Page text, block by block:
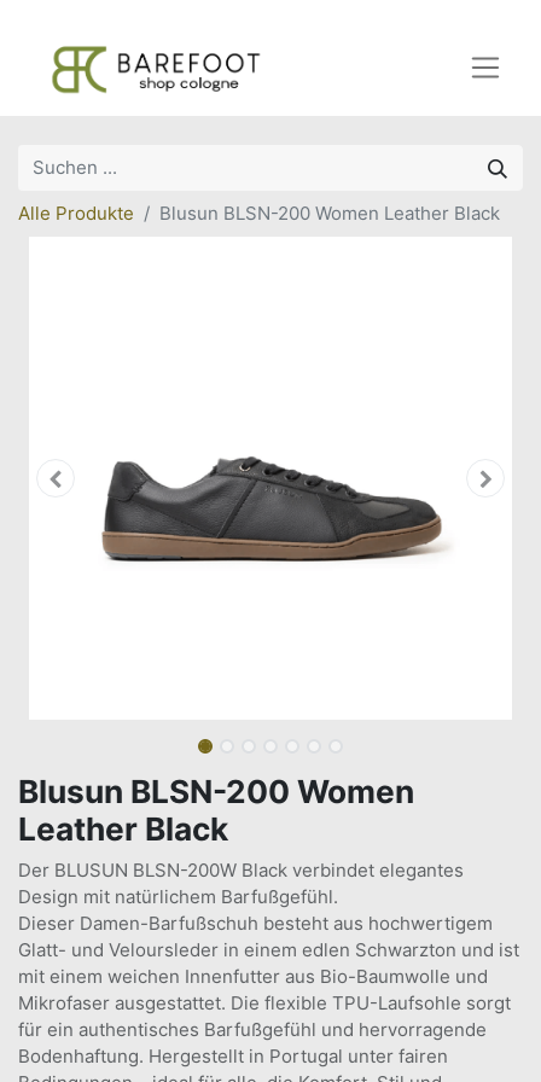
Alle Produkte Blusun BLSN-200 Women Leather Black
Blusun BLSN-200 Women
Leather Black
Der BLUSUN BLSN-200W Black verbindet elegantes
Design mit natürlichem Barfußgefühl.
Dieser Damen-Barfußschuh besteht aus hochwertigem
Glatt- und Veloursleder in einem edlen Schwarzton und ist
mit einem weichen Innenfutter aus Bio-Baumwolle und
Mikrofaser ausgestattet. Die flexible TPU-Laufsohle sorgt
für ein authentisches Barfußgefühl und hervorragende
Bodenhaftung. Hergestellt in Portugal unter fairen